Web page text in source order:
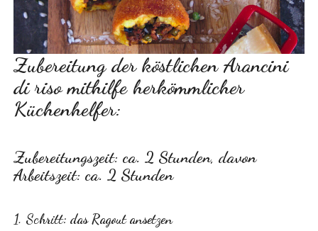
Zubereitung der köstlichen Arancini
di riso mithilfe herkömmlicher
Küchenhelfer:
Zubereitungszeit: ca. 2 Stunden, davon
Arbeitszeit: ca. 2 Stunden
1. Schritt: das Ragout ansetzen